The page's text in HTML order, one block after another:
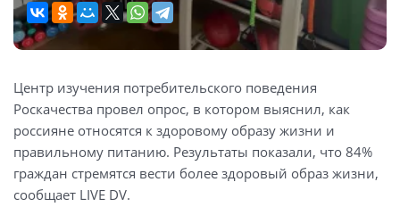
Центр изучения потребительского поведения
Роскачества провел опрос, в котором выяснил, как
россияне относятся к здоровому образу жизни и
правильному питанию. Результаты показали, что 84%
граждан стремятся вести более здоровый образ жизни,
сообщает LIVE DV.